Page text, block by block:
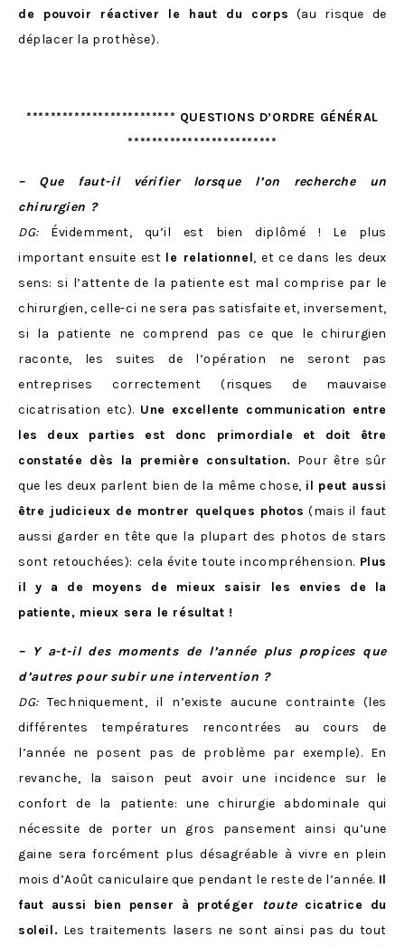
de pouvoir réactiver le haut du corps (au risque de
déplacer la prothèse).
************************* QUESTIONS D’ORDRE GÉNÉRAL
*************************
– Que faut-il vérifier lorsque l’on recherche un
chirurgien ?
DG:Évidemment, qu’il est bien diplômé ! Le plus
important ensuite est le relationnel, et ce dans les deux
sens: si l’attente de la patiente est mal comprise par le
chirurgien, celle-ci ne sera pas satisfaite et, inversement,
si la patiente ne comprend pas ce que le chirurgien
raconte, les suites de l’opération ne seront pas
entreprises correctement (risques de mauvaise
cicatrisation etc). Une excellente communication entre
les deux parties est donc primordiale et doit être
constatée dès la première consultation. Pour être sûr
que les deux parlent bien de la même chose, il peut aussi
être judicieux de montrer quelques photos (mais il faut
aussi garder en tête que la plupart des photos de stars
sont retouchées): cela évite toute incompréhension. Plus
il y a de moyens de mieux saisir les envies de la
patiente, mieux sera le résultat !
– Y a-t-il des moments de l’année plus propices que
d’autres pour subir une intervention ?
DG:Techniquement, il n’existe aucune contrainte (les
différentes températures rencontrées au cours de
l’année ne posent pas de problème par exemple). En
revanche, la saison peut avoir une incidence sur le
confort de la patiente: une chirurgie abdominale qui
nécessite de porter un gros pansement ainsi qu’une
gaine sera forcément plus désagréable à vivre en plein
mois d’Août caniculaire que pendant le reste de l’année. Il
faut aussi bien penser à protéger toutecicatrice du
soleil. Les traitements lasers ne sont ainsi pas du tout